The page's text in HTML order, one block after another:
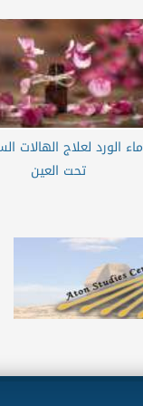
ماء الورد لعلاج الهالات
تحت العين